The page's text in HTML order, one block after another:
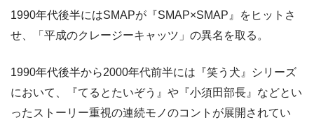
1990年代後半にはSMAPが『SMAP×SMAP』をヒットさ
せ、「平成のクレージーキャッツ」の異名を取る。
1990年代後半から2000年代前半には『笑う犬』シリーズ
において、『てるとたいぞう』や『小須田部長』などとい
ったストーリー重視の連続モノのコントが展開されてい